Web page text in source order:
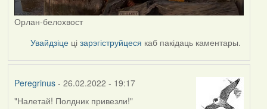
Орлан-белохвост
Увайдзіце цізарэгіструйцеся каб пакідаць каментары.
Peregrinus- 26.02.2022 - 19:17
"Налетай! Полдник привезли!"